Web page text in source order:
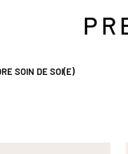
SOIN DE SOI(E)